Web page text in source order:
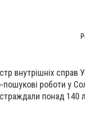
внутрішніх
роботи у
понад